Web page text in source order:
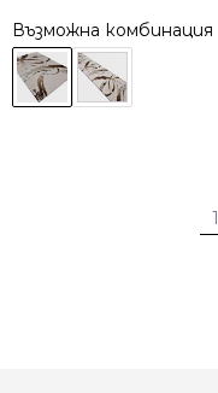
Възможна комбинация
1